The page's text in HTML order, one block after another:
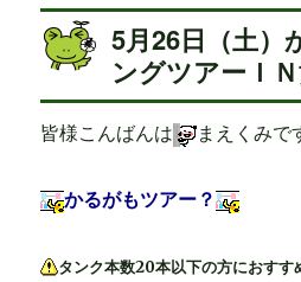
5月26日（土）
ングツアーＩ
皆様こんばんは まえくみで
かるがもツアー？
タンク本数20本以下の方におすす